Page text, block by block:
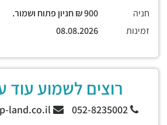
חניה
זמינות
רוצים לשמוע עוד
052-8235002